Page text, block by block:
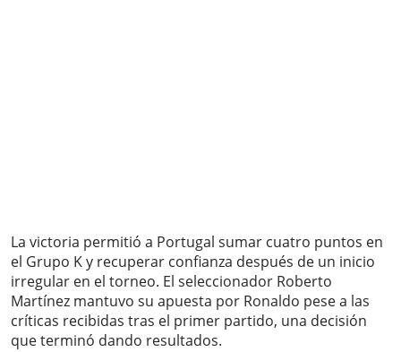
La victoria permitió a Portugal sumar cuatro puntos en
el Grupo K y recuperar confianza después de un inicio
irregular en el torneo. El seleccionador Roberto
Martínez mantuvo su apuesta por Ronaldo pese a las
críticas recibidas tras el primer partido, una decisión
que terminó dando resultados.